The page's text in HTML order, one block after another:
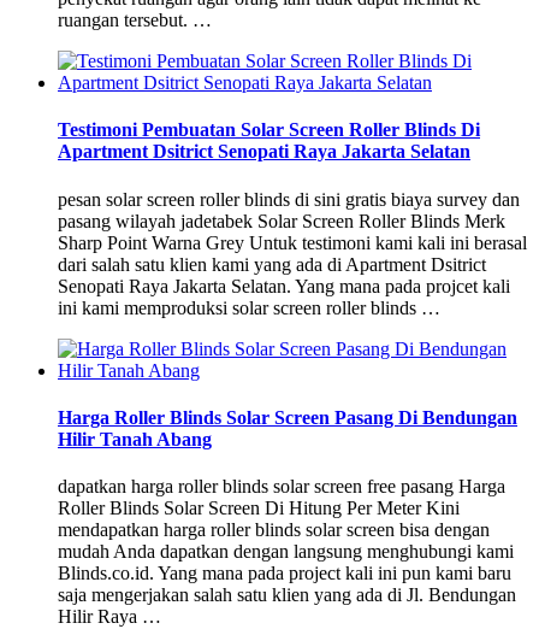
ruangan tersebut. …
Testimoni Pembuatan Solar Screen Roller Blinds Di
Apartment Dsitrict Senopati Raya Jakarta Selatan
pesan solar screen roller blinds di sini gratis biaya survey dan
pasang wilayah jadetabek Solar Screen Roller Blinds Merk
Sharp Point Warna Grey Untuk testimoni kami kali ini berasal
dari salah satu klien kami yang ada di Apartment Dsitrict
Senopati Raya Jakarta Selatan. Yang mana pada projcet kali
ini kami memproduksi solar screen roller blinds …
Harga Roller Blinds Solar Screen Pasang Di Bendungan
Hilir Tanah Abang
dapatkan harga roller blinds solar screen free pasang Harga
Roller Blinds Solar Screen Di Hitung Per Meter Kini
mendapatkan harga roller blinds solar screen bisa dengan
mudah Anda dapatkan dengan langsung menghubungi kami
Blinds.co.id. Yang mana pada project kali ini pun kami baru
saja mengerjakan salah satu klien yang ada di Jl. Bendungan
Hilir Raya …